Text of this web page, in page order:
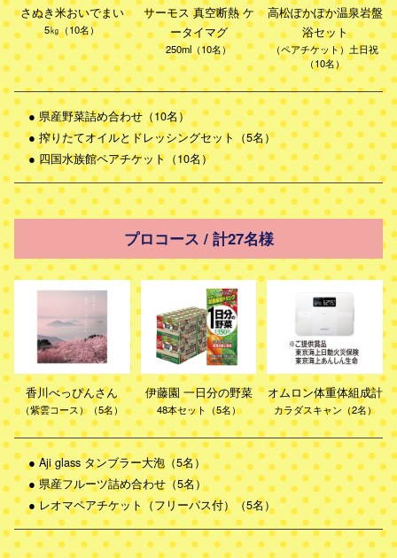
さぬき米おいでまい
5㎏（10名）
サーモス 真空断熱 ケ
ータイマグ
250ml（10名）
高松ぽかぽか温泉岩盤
浴セット
（ペアチケット）土日祝
（10名）
● 県産野菜詰め合わせ（10名）
● 搾りたてオイルとドレッシングセット（5名）
● 四国水族館ペアチケット（10名）
プロコース / 計27名様
香川べっぴんさん
（紫雲コース）（5名）
伊藤園 一日分の野菜
48本セット（5名）
オムロン体重体組成計
カラダスキャン（2名）
● Aji glass タンブラー大泡（5名）
● 県産フルーツ詰め合わせ（5名）
● レオマペアチケット（フリーパス付）（5名）